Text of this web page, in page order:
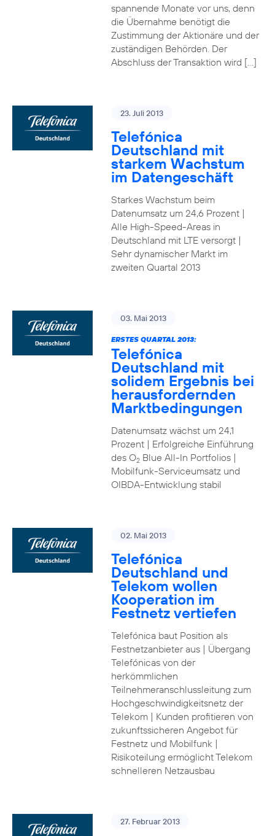
spannende Monate vor uns, denn
die Übernahme benötigt die
Zustimmung der Aktionäre und der
zuständigen Behörden. Der
Abschluss der Transaktion wird […]
23. Juli 2013
Telefónica
Deutschland mit
starkem Wachstum
im Datengeschäft
Starkes Wachstum beim
Datenumsatz um 24,6 Prozent |
Alle High-Speed-Areas in
Deutschland mit LTE versorgt |
Sehr dynamischer Markt im
zweiten Quartal 2013
03. Mai 2013
ERSTES QUARTAL 2013:
Telefónica
Deutschland mit
solidem Ergebnis bei
herausfordernden
Marktbedingungen
Datenumsatz wächst um 24,1
Prozent | Erfolgreiche Einführung
des O2Blue All-In Portfolios |
Mobilfunk-Serviceumsatz und
OIBDA-Entwicklung stabil
02. Mai 2013
Telefónica
Deutschland und
Telekom wollen
Kooperation im
Festnetz vertiefen
Telefónica baut Position als
Festnetzanbieter aus | Übergang
Telefónicas von der
herkömmlichen
Teilnehmeranschlussleitung zum
Hochgeschwindigkeitsnetz der
Telekom | Kunden profitieren von
zukunftssicheren Angebot für
Festnetz und Mobilfunk |
Risikoteilung ermöglicht Telekom
schnelleren Netzausbau
27. Februar 2013